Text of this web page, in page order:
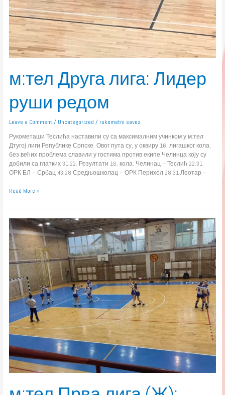
м:тел Друга лига: Лидер
руши редом
Leave a Comment / Uncategorized / rukometni savez
Рукометаши Теслића наставили су са максималним учинком у м:тел
Дтугој лиги Републике Српске. Овог пута су, у оквиру 16. лигашког кола,
без већих проблема славили у гостима против екипе Челинца коју су
добили са глатких 31:22. Резултати 16. кола: Челинац – Теслић 22:31
ОРК БЛ – Србац 43:28 Средњошколац – ОРК Перихел 28:31 Леотар –
Read More »
м:тел
Прва
лига
(Ж):
„Осице“
корак
до
титуле